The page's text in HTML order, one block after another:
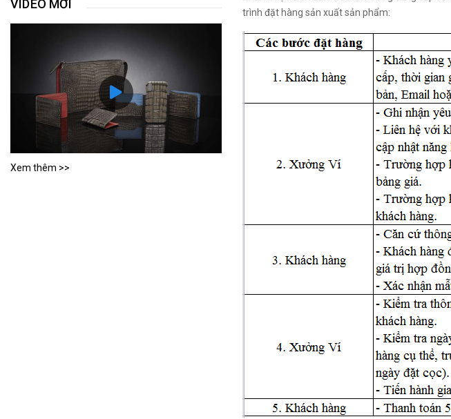
trình đặt hàng sản xuất sản phẩm:
VIDEO MỚI
Xem thêm >>